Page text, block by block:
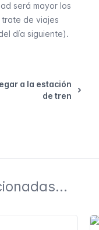
será mayor los
trate de viajes
día siguiente).
a la estación
de tren